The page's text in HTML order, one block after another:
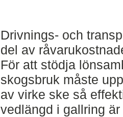
Drivnings- och
del av
För att stödja
skogsbruk måste
av virke ske så
vedlängd i gallring